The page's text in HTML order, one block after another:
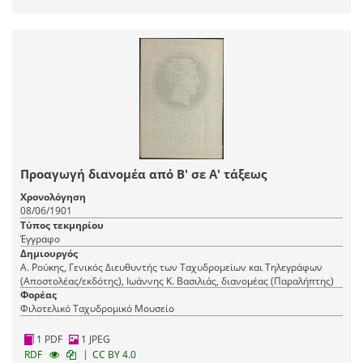
Προαγωγή διανομέα από Β' σε Α' τάξεως
Χρονολόγηση
08/06/1901
Τύπος τεκμηρίου
Έγγραφο
Δημιουργός
Α. Ρούκης, Γενικός Διευθυντής των Ταχυδρομείων και Τηλεγράφων
(Αποστολέας/εκδότης), Ιωάννης Κ. Βασιλιάς, διανομέας (Παραλήπτης)
Φορέας
Φιλοτελικό Ταχυδρομικό Μουσείο
1 PDF
1 JPEG
RDF
| CC BY 4.0